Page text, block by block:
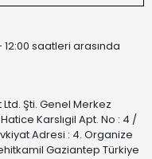
saatleri arasında
Şti. Genel Merkez
Karslıgil Apt. No : 4 /
Adresi : 4. Organize
Gaziantep Türkiye